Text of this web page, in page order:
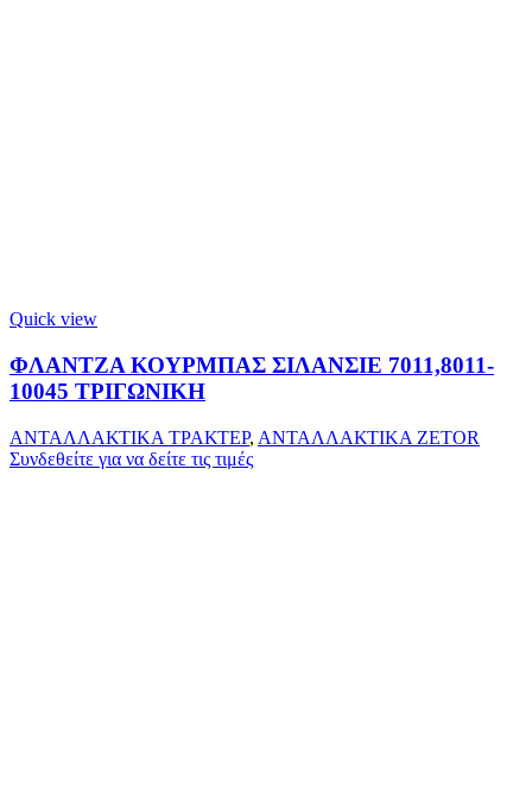
Quick view
ΦΛΑΝΤΖΑ ΚΟΥΡΜΠΑΣ ΣΙΛΑΝΣΙΕ 7011,8011-
10045 ΤΡΙΓΩΝΙΚΗ
ΑΝΤΑΛΛΑΚΤΙΚΑ ΤΡΑΚΤΕΡ, ΑΝΤΑΛΛΑΚΤΙΚΑ ZETOR
Συνδεθείτε για να δείτε τις τιμές